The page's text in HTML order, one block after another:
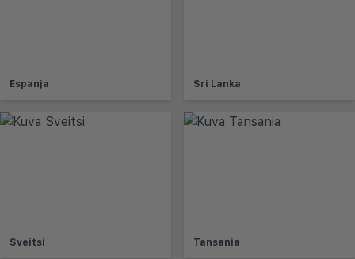
Espanja Sri Lanka
Sveitsi Tansania